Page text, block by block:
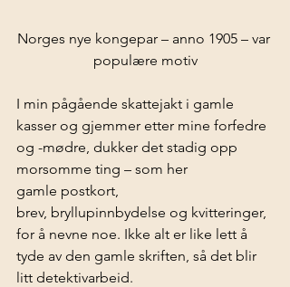
Norges nye kongepar – anno 1905 – var
populære motiv
I min pågående skattejakt i gamle
kasser og gjemmer etter mine forfedre
og -mødre, dukker det stadig opp
morsomme ting – som her
gamle postkort,
brev, bryllupinnbydelse og kvitteringer,
for å nevne noe. Ikke alt er like lett å
tyde av den gamle skriften, så det blir
litt detektivarbeid.